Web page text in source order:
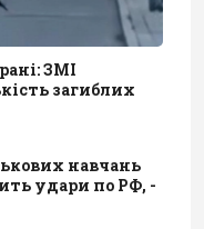
ЗМІ
загиблих
навчань
удари по РФ, -